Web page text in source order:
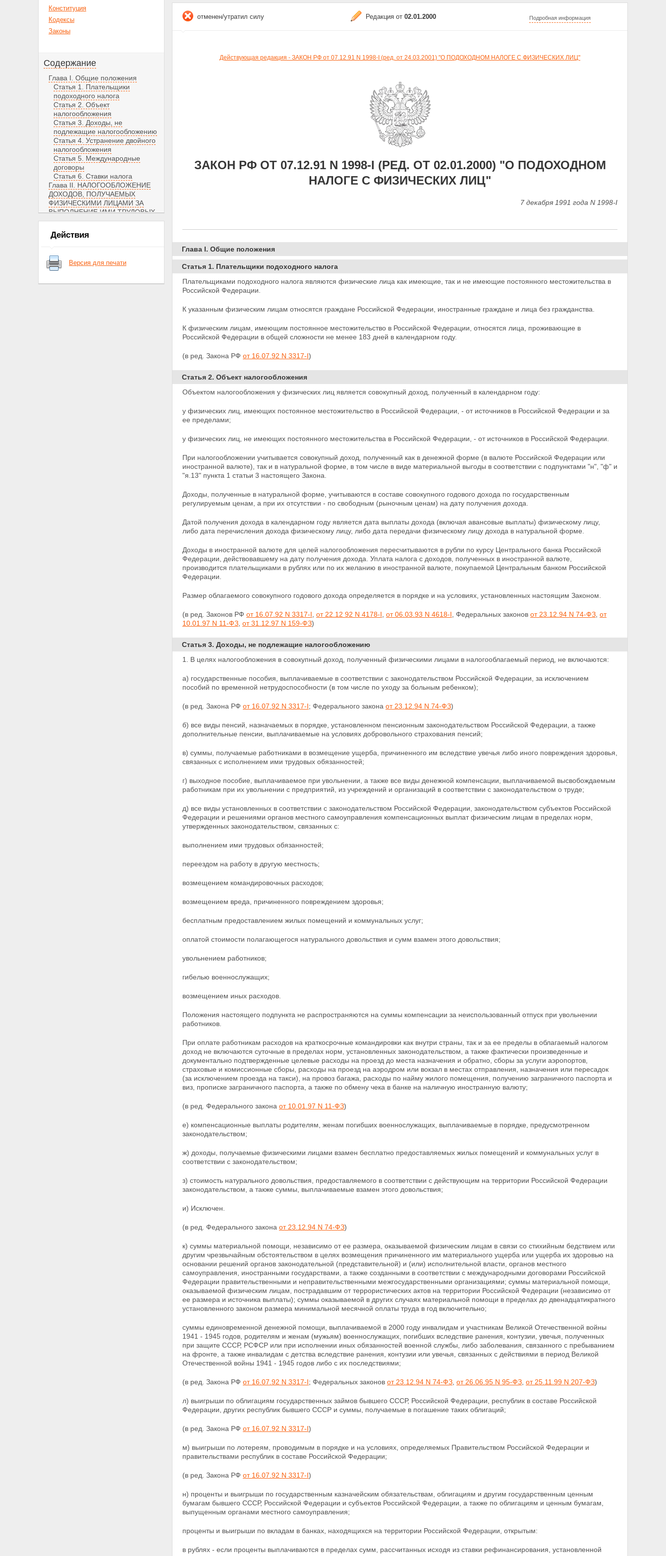
Конституция
Кодексы
Законы
Содержание
Глава I. Общие положения
Статья 1. Плательщики
подоходного налога
Статья 2. Объект
налогообложения
Статья 3. Доходы, не
подлежащие налогообложению
Статья 4. Устранение двойного
налогообложения
Статья 5. Международные
договоры
Статья 6. Ставки налога
Глава II. НАЛОГООБЛОЖЕНИЕ
ДОХОДОВ, ПОЛУЧАЕМЫХ
ФИЗИЧЕСКИМИ ЛИЦАМИ ЗА
ВЫПОЛНЕНИЕ ИМИ ТРУДОВЫХ
И ИНЫХ ПРИРАВНЕННЫХ К НИМ
ОБЯЗАННОСТЕЙ ПО МЕСТУ
ОСНОВНОЙ РАБОТЫ (СЛУЖБЫ,
Статья 7. Объекты
налогообложения
налога
Действия
Версия для печати
отменен/утратил силу Редакция от 02.01.2000 Подробная информация
Действующая редакция - ЗАКОН РФ от 07.12.91 N 1998-I (ред. от 24.03.2001) "О ПОДОХОДНОМ НАЛОГЕ С ФИЗИЧЕСКИХ ЛИЦ"
ЗАКОН РФ ОТ 07.12.91 N 1998-I (РЕД. ОТ 02.01.2000) "О ПОДОХОДНОМ
НАЛОГЕ С ФИЗИЧЕСКИХ ЛИЦ"
7 декабря 1991 года N 1998-I
Глава I. Общие положения
Статья 1. Плательщики подоходного налога
Плательщиками подоходного налога являются физические лица как имеющие, так и не имеющие постоянного местожительства в
Российской Федерации.
К указанным физическим лицам относятся граждане Российской Федерации, иностранные граждане и лица без гражданства.
К физическим лицам, имеющим постоянное местожительство в Российской Федерации, относятся лица, проживающие в
Российской Федерации в общей сложности не менее 183 дней в календарном году.
(в ред. Закона РФ от 16.07.92 N 3317-I)
Статья 2. Объект налогообложения
Объектом налогообложения у физических лиц является совокупный доход, полученный в календарном году:
у физических лиц, имеющих постоянное местожительство в Российской Федерации, - от источников в Российской Федерации и за
ее пределами;
у физических лиц, не имеющих постоянного местожительства в Российской Федерации, - от источников в Российской Федерации.
При налогообложении учитывается совокупный доход, полученный как в денежной форме (в валюте Российской Федерации или
иностранной валюте), так и в натуральной форме, в том числе в виде материальной выгоды в соответствии с подпунктами "н", "ф" и
"я.13" пункта 1 статьи 3 настоящего Закона.
Доходы, полученные в натуральной форме, учитываются в составе совокупного годового дохода по государственным
регулируемым ценам, а при их отсутствии - по свободным (рыночным ценам) на дату получения дохода.
Датой получения дохода в календарном году является дата выплаты дохода (включая авансовые выплаты) физическому лицу,
либо дата перечисления дохода физическому лицу, либо дата передачи физическому лицу дохода в натуральной форме.
Доходы в иностранной валюте для целей налогообложения пересчитываются в рубли по курсу Центрального банка Российской
Федерации, действовавшему на дату получения дохода. Уплата налога с доходов, полученных в иностранной валюте,
производится плательщиками в рублях или по их желанию в иностранной валюте, покупаемой Центральным банком Российской
Федерации.
Размер облагаемого совокупного годового дохода определяется в порядке и на условиях, установленных настоящим Законом.
(в ред. Законов РФ от 16.07.92 N 3317-I от 22.12 92 N 4178-I от 06.03.93 N 4618-I , Федеральных законов от 23.12.94 N 74-ФЗ от
10.01.97 N 11-ФЗ от 31.12.97 N 159-ФЗ)
Статья 3. Доходы, не подлежащие налогообложению
1. В целях налогообложения в совокупный доход, полученный физическими лицами в налогооблагаемый период, не включаются:
а) государственные пособия, выплачиваемые в соответствии с законодательством Российской Федерации, за исключением
пособий по временной нетрудоспособности (в том числе по уходу за больным ребенком);
(в ред. Закона РФ от 16.07.92 N 3317-I; Федерального закона от 23.12.94 N 74-ФЗ)
б) все виды пенсий, назначаемых в порядке, установленном пенсионным законодательством Российской Федерации, а также
дополнительные пенсии, выплачиваемые на условиях добровольного страхования пенсий;
в) суммы, получаемые работниками в возмещение ущерба, причиненного им вследствие увечья либо иного повреждения здоровья,
связанных с исполнением ими трудовых обязанностей;
г) выходное пособие, выплачиваемое при увольнении, а также все виды денежной компенсации, выплачиваемой высвобождаемым
работникам при их увольнении с предприятий, из учреждений и организаций в соответствии с законодательством о труде;
д) все виды установленных в соответствии с законодательством Российской Федерации, законодательством субъектов Российской
Федерации и решениями органов местного самоуправления компенсационных выплат физическим лицам в пределах норм,
утвержденных законодательством, связанных с:
выполнением ими трудовых обязанностей;
переездом на работу в другую местность;
возмещением командировочных расходов;
возмещением вреда, причиненного повреждением здоровья;
бесплатным предоставлением жилых помещений и коммунальных услуг;
оплатой стоимости полагающегося натурального довольствия и сумм взамен этого довольствия;
увольнением работников;
гибелью военнослужащих;
возмещением иных расходов.
Положения настоящего подпункта не распространяются на суммы компенсации за неиспользованный отпуск при увольнении
работников.
При оплате работникам расходов на краткосрочные командировки как внутри страны, так и за ее пределы в облагаемый налогом
доход не включаются суточные в пределах норм, установленных законодательством, а также фактически произведенные и
документально подтвержденные целевые расходы на проезд до места назначения и обратно, сборы за услуги аэропортов,
страховые и комиссионные сборы, расходы на проезд на аэродром или вокзал в местах отправления, назначения или пересадок
(за исключением проезда на такси), на провоз багажа, расходы по найму жилого помещения, получению заграничного паспорта и
виз, прописке заграничного паспорта, а также по обмену чека в банке на наличную иностранную валюту;
(в ред. Федерального закона от 10.01.97 N 11-ФЗ)
е) компенсационные выплаты родителям, женам погибших военнослужащих, выплачиваемые в порядке, предусмотренном
законодательством;
ж) доходы, получаемые физическими лицами взамен бесплатно предоставляемых жилых помещений и коммунальных услуг в
соответствии с законодательством;
з) стоимость натурального довольствия, предоставляемого в соответствии с действующим на территории Российской Федерации
законодательством, а также суммы, выплачиваемые взамен этого довольствия;
и) Исключен.
(в ред. Федерального закона от 23.12.94 N 74-ФЗ)
к) суммы материальной помощи, независимо от ее размера, оказываемой физическим лицам в связи со стихийным бедствием или
другим чрезвычайным обстоятельством в целях возмещения причиненного им материального ущерба или ущерба их здоровью на
основании решений органов законодательной (представительной) и (или) исполнительной власти, органов местного
самоуправления, иностранными государствами, а также созданными в соответствии с международными договорами Российской
Федерации правительственными и неправительственными межгосударственными организациями; суммы материальной помощи,
оказываемой физическим лицам, пострадавшим от террористических актов на территории Российской Федерации (независимо от
ее размера и источника выплаты); суммы оказываемой в других случаях материальной помощи в пределах до двенадцатикратного
установленного законом размера минимальной месячной оплаты труда в год включительно;
суммы единовременной денежной помощи, выплачиваемой в 2000 году инвалидам и участникам Великой Отечественной войны
1941 - 1945 годов, родителям и женам (мужьям) военнослужащих, погибших вследствие ранения, контузии, увечья, полученных
при защите СССР, РСФСР или при исполнении иных обязанностей военной службы, либо заболевания, связанного с пребыванием
на фронте, а также инвалидам с детства вследствие ранения, контузии или увечья, связанных с действиями в период Великой
Отечественной войны 1941 - 1945 годов либо с их последствиями;
(в ред. Закона РФ от 16.07.92 N 3317-I; Федеральных законов от 23.12.94 N 74-ФЗ от 26.06.95 N 95-ФЗ от 25.11.99 N 207-ФЗ)
л) выигрыши по облигациям государственных займов бывшего СССР, Российской Федерации, республик в составе Российской
Федерации, других республик бывшего СССР и суммы, получаемые в погашение таких облигаций;
(в ред. Закона РФ от 16.07.92 N 3317-I)
м) выигрыши по лотереям, проводимым в порядке и на условиях, определяемых Правительством Российской Федерации и
правительствами республик в составе Российской Федерации;
(в ред. Закона РФ от 16.07.92 N 3317-I)
н) проценты и выигрыши по государственным казначейским обязательствам, облигациям и другим государственным ценным
бумагам бывшего СССР, Российской Федерации и субъектов Российской Федерации, а также по облигациям и ценным бумагам,
выпущенным органами местного самоуправления;
проценты и выигрыши по вкладам в банках, находящихся на территории Российской Федерации, открытым:
в рублях - если проценты выплачиваются в пределах сумм, рассчитанных исходя из ставки рефинансирования, установленной